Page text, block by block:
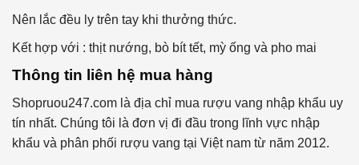
Nên lắc đều ly trên tay khi thưởng thức.
Kết hợp với : thịt nướng, bò bít tết, mỳ ống và pho mai
Thông tin liên hệ mua hàng
Shopruou247.com là địa chỉ mua rượu vang nhập khẩu uy
tín nhất. Chúng tôi là đơn vị đi đầu trong lĩnh vực nhập
khẩu và phân phối rượu vang tại Việt nam từ năm 2012.